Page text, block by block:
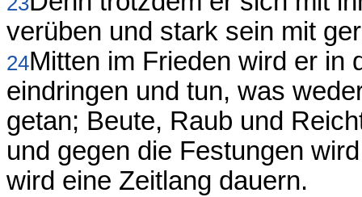
verüben und stark sein mit
24Mitten im Frieden wird er in
eindringen und tun, was
getan; Beute, Raub und
und gegen die Festungen
wird eine Zeitlang dauern.